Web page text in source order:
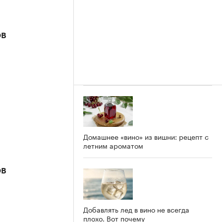
Домашнее «вино» из вишни: рецепт с
летним ароматом
Добавлять лед в вино не всегда
плохо. Вот почему